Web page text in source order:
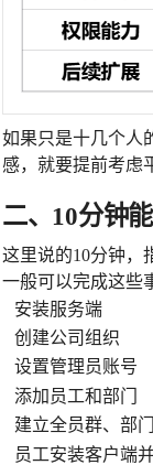
如果只是十几个人
感，就要提前考虑
二、10分钟
这里说的10分钟，
一般可以完成这些
安装服务端
创建公司组织
设置管理员账号
添加员工和部门
建立全员群、部
员工安装客户端